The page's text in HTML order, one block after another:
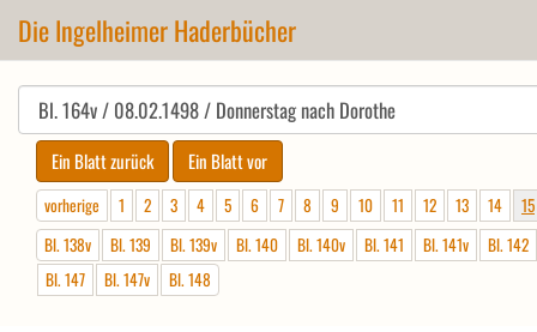
Die Ingelheimer Haderbücher
vorherige 1 2 3 4 5 6 7 8 9 10 11 12 13 14
15
Bl. 138v
Bl. 139 Bl. 139v Bl. 140 Bl. 140v Bl. 141 Bl. 141v
Bl. 142
Bl. 147
Bl. 147v Bl. 148